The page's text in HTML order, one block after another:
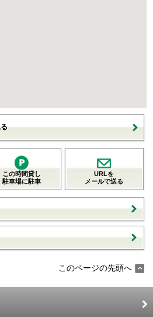
この時間貸し
駐車場に駐車
URLを
メールで送る
このページの先頭へ